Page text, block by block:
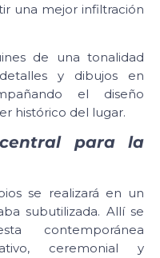
una mejor infiltración
de una tonalidad
y dibujos en
el diseño
histórico del lugar.
para la
se realizará en un
subutilizada. Allí se
contemporánea
ceremonial y